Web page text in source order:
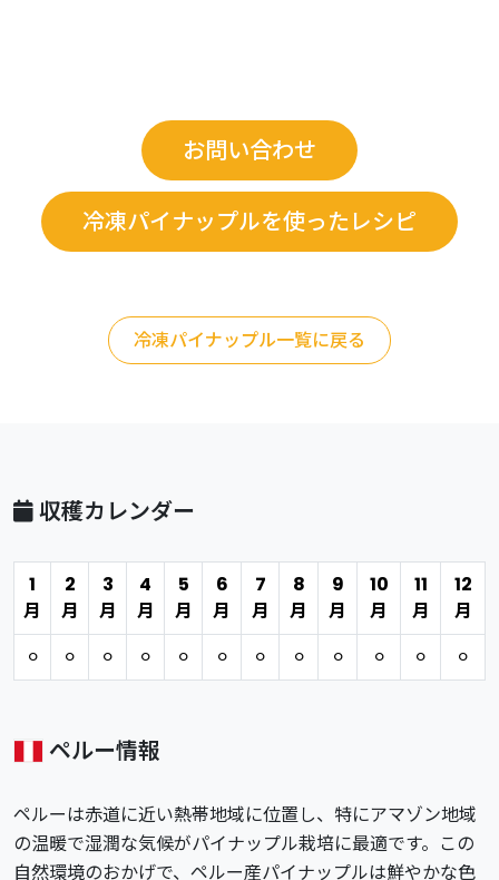
お問い合わせ
冷凍パイナップルを使ったレシピ
冷凍パイナップル一覧に戻る
収穫カレンダー
1
月
2
月
3
月
4
月
5
月
6
月
7
月
8
月
9
月
10
月
11
月
12
月
⚪︎
⚪︎ ⚪︎ ⚪︎ ⚪︎ ⚪︎ ⚪︎ ⚪︎ ⚪︎ ⚪︎ ⚪︎ ⚪︎
ペルー情報
ペルーは赤道に近い熱帯地域に位置し、特にアマゾン地域
の温暖で湿潤な気候がパイナップル栽培に最適です。この
自然環境のおかげで、ペルー産パイナップルは鮮やかな色